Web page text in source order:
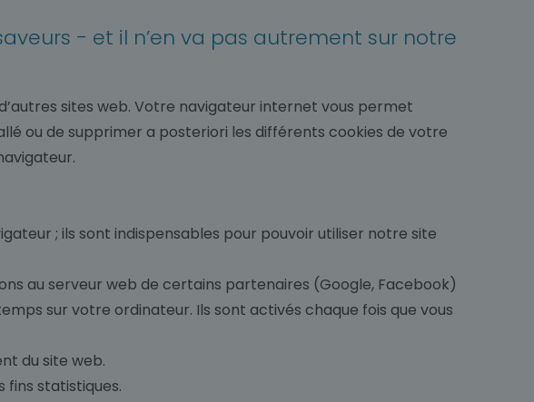
- et il n’en va pas autrement sur notre
sites web. Votre navigateur internet vous permet
ou de supprimer a posteriori les différents cookies de votre
; ils sont indispensables pour pouvoir utiliser notre site
au serveur web de certains partenaires (Google, Facebook)
sur votre ordinateur. Ils sont activés chaque fois que vous
du site web.
fins statistiques.